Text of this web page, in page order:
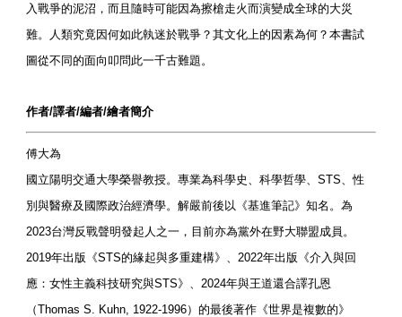
入戰爭的泥沼，而且隨時可能因為擦槍走火而演變成全球的大災
難。人類究竟因何如此執迷於戰爭？其文化上的因素為何？本書試
圖從不同的面向叩問此一千古難題。
作者/譯者/編者/繪者簡介
傅大為
國立陽明交通大學榮譽教授。專業為科學史、科學哲學、STS、性
別與醫療及國際政治經濟學。解嚴前後以《基進筆記》知名。為
2023台灣反戰聲明發起人之一，目前亦為黨外在野大聯盟成員。
2019年出版《STS的緣起與多重建構》、2022年出版《介入與回
應：女性主義科技研究與STS》、2024年與王道還合譯孔恩
（Thomas S. Kuhn, 1922-1996）的最後著作《世界是複數的》